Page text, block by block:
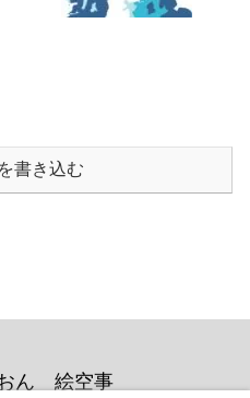
書き込む
ん 絵空事